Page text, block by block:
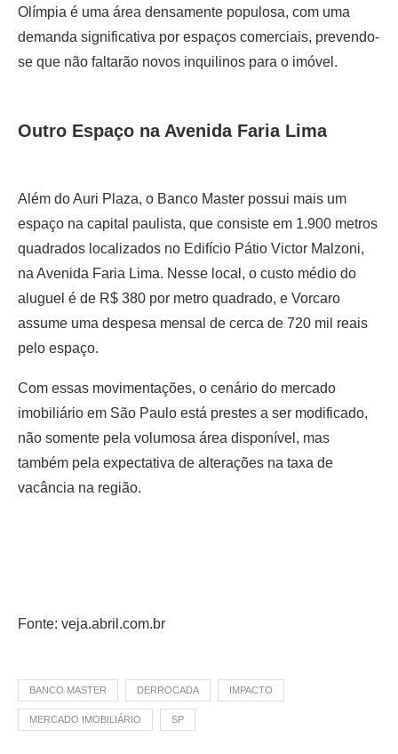
Olímpia é uma área densamente populosa, com uma
demanda significativa por espaços comerciais, prevendo-
se que não faltarão novos inquilinos para o imóvel.
Outro Espaço na Avenida Faria Lima
Além do Auri Plaza, o Banco Master possui mais um
espaço na capital paulista, que consiste em 1.900 metros
quadrados localizados no Edifício Pátio Victor Malzoni,
na Avenida Faria Lima. Nesse local, o custo médio do
aluguel é de R$ 380 por metro quadrado, e Vorcaro
assume uma despesa mensal de cerca de 720 mil reais
pelo espaço.
Com essas movimentações, o cenário do mercado
imobiliário em São Paulo está prestes a ser modificado,
não somente pela volumosa área disponível, mas
também pela expectativa de alterações na taxa de
vacância na região.
Fonte: veja.abril.com.br
BANCO MASTER DERROCADA IMPACTO
MERCADO IMOBILIÁRIO SP